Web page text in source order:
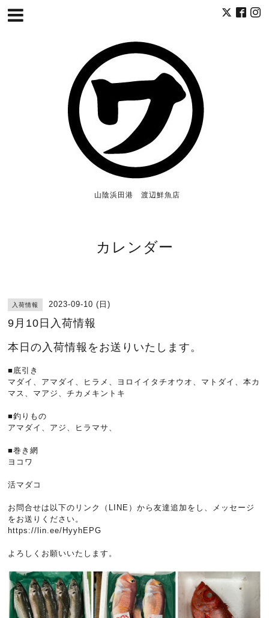
山陰浜田港 渡辺鮮魚店
カレンダー
入荷情報 2023-09-10 (日)
9月10日入荷情報
本日の入荷情報をお送りいたします。
■底引き
マダイ、アマダイ、ヒラメ、ヨロイイタチオウオ、マトダイ、本カ
マス、マアジ、チカメキントキ
■釣りもの
アマダイ、アジ、ヒラマサ、
■巻き網
ヨコワ
活マダコ
お問合せは以下のリンク（LINE）から友達追加をし、メッセージ
をお送りください。
https://lin.ee/HyyhEPG
よろしくお願いいたします。